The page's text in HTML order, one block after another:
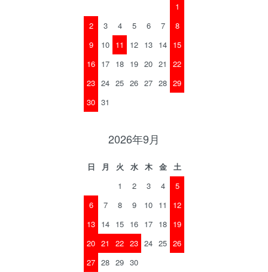
1
2
3 4 5 6 7
8
9
10 11 12 13 14 15
16 17 18 19 20 21
22
23 24 25 26 27 28 29
30 31
2026年9月
日 月 火 水 木 金
土
1
2 3 4
5
6
7 8 9 10 11
12
13 14 15 16 17 18 19
20 21 22 23 24 25 26
27 28 29 30